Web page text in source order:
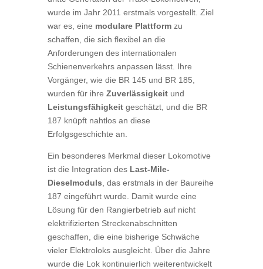
wurde im Jahr 2011 erstmals vorgestellt. Ziel
war es, eine modulare Plattformzu
schaffen, die sich flexibel an die
Anforderungen des internationalen
Schienenverkehrs anpassen lässt. Ihre
Vorgänger, wie die BR 145 und BR 185,
wurden für ihre Zuverlässigkeitund
Leistungsfähigkeitgeschätzt, und die BR
187 knüpft nahtlos an diese
Erfolgsgeschichte an.
Ein besonderes Merkmal dieser Lokomotive
ist die Integration des Last-Mile-
Dieselmoduls , das erstmals in der Baureihe
187 eingeführt wurde. Damit wurde eine
Lösung für den Rangierbetrieb auf nicht
elektrifizierten Streckenabschnitten
geschaffen, die eine bisherige Schwäche
vieler Elektroloks ausgleicht. Über die Jahre
wurde die Lok kontinuierlich weiterentwickelt